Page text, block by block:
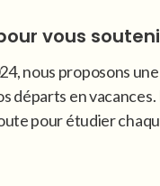
vous
nous proposons
départs en
pour étudier